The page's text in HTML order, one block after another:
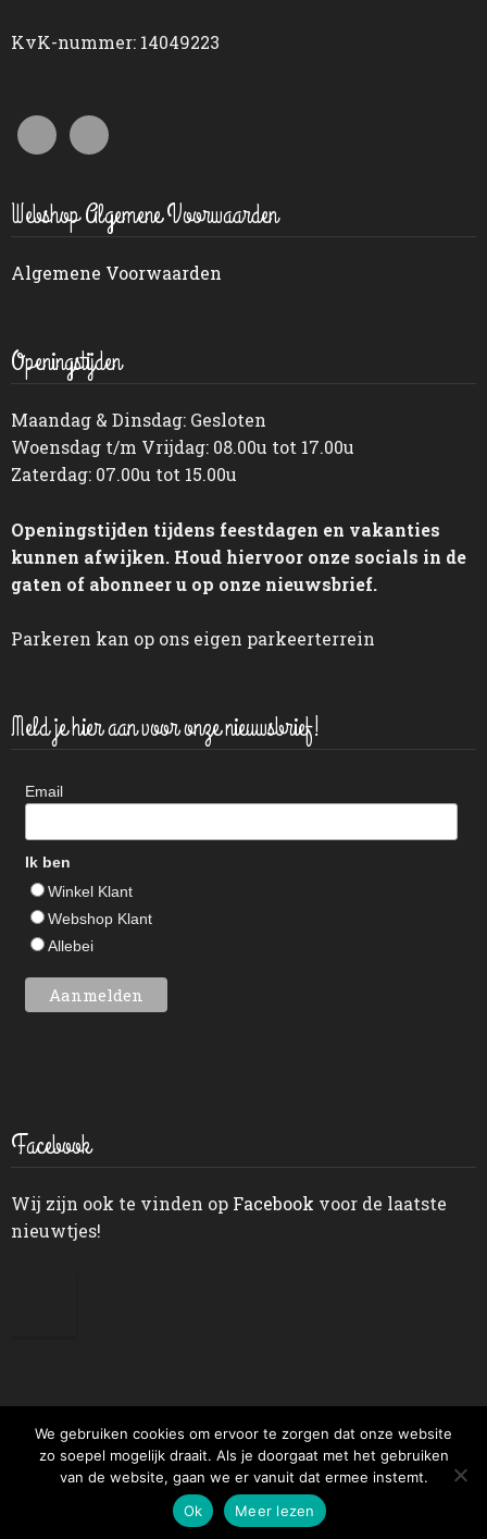
KvK-nummer: 14049223
Webshop Algemene Voorwaarden
Algemene Voorwaarden
Openingstijden
Maandag & Dinsdag: Gesloten
Woensdag t/m Vrijdag: 08.00u tot 17.00u
Zaterdag: 07.00u tot 15.00u
Openingstijden tijdens feestdagen en vakanties
kunnen afwijken. Houd hiervoor onze socials in de
gaten of abonneer u op onze nieuwsbrief.
Parkeren kan op ons eigen parkeerterrein
Meld je hier aan voor onze nieuwsbrief!
Email
Ik ben
Winkel Klant
Webshop Klant
Allebei
Facebook
Wij zijn ook te vinden op Facebook voor de laatste
nieuwtjes!
PRIVACY
STATEMENT
© 1929 – 2026
Bakkerij Aroma
WEBSITE BY
HAMERS / HOSTING
We gebruiken cookies om ervoor te zorgen dat onze website
zo soepel mogelijk draait. Als je doorgaat met het gebruiken
van de website, gaan we er vanuit dat ermee instemt.
Ok
Meer lezen